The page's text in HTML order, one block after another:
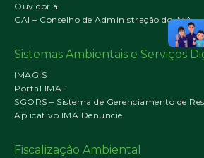
Ouvidoria
CAI – Conselho de Administração do IMA
Sistemas Ambientais e Serviços
IMAGIS
Portal IMA+
SGORS – Sistema de Gerenciamento de
Aplicativo IMA Denuncie
Fiscalização Ambiental